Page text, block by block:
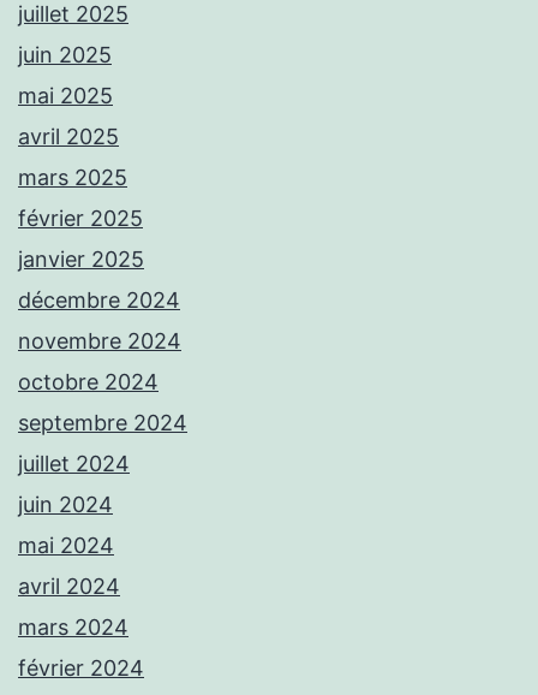
juillet 2025
juin 2025
mai 2025
avril 2025
mars 2025
février 2025
janvier 2025
décembre 2024
novembre 2024
octobre 2024
septembre 2024
juillet 2024
juin 2024
mai 2024
avril 2024
mars 2024
février 2024